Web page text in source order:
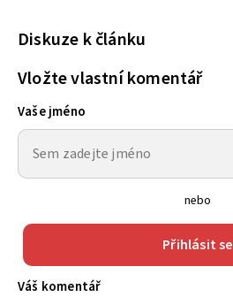
Diskuze k článku
Vložte vlastní komentář
Vaše jméno
nebo
Přihlásit se
Váš komentář